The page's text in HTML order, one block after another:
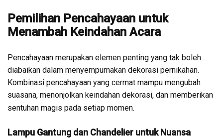
Pemilihan Pencahayaan untuk
Menambah Keindahan Acara
Pencahayaan merupakan elemen penting yang tak boleh
diabaikan dalam menyempurnakan dekorasi pernikahan.
Kombinasi pencahayaan yang cermat mampu mengubah
suasana, menonjolkan keindahan dekorasi, dan memberikan
sentuhan magis pada setiap momen.
Lampu Gantung dan Chandelier untuk Nuansa